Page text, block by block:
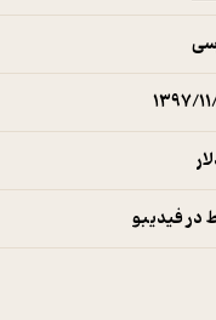
قورت بده توضیح می‌دهد
به طوری که این رفتار
افراد بوده و به موفقیت
به وسوسه پشت گوش۱۱/۰۳
در فیدیبو